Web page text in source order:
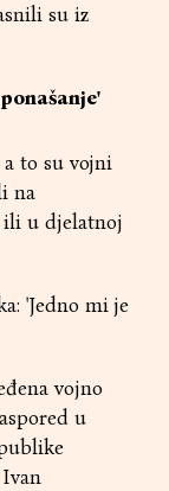
su iz
a to su vojni
na
ili u djelatnoj
'Jedno mi je
vojno
u